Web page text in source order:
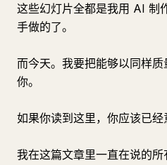
这些幻灯片全都是我用 AI 制
手做的了。
而今天。我要把能够以同样
你。
如果你读到这里，你应该已经
我在这篇文章里一直在说的